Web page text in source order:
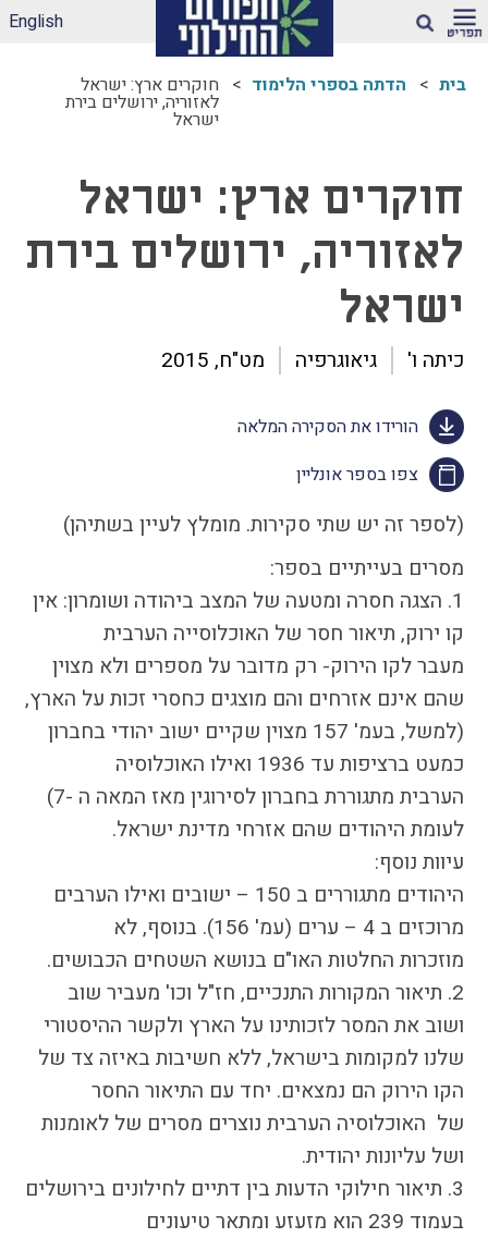
דיווחי הדתה: עדכונים
מהשטח
הדתה בספרי לימוד
עמותות דתיות בגנים
ובבתי-ספר הממלכתיים
תכנית הלימודים
יהודית-ישראלית –
תכנית מדיתה
הדתה בצה"ל
מהי הדתה? ומהי
חילוניות?
כיצד למנוע הדתה?
זיהיתי הדתה, מה
עושים?
המדריך להורה החילוני
המדריך למורה: תרבות
יהודית-ישראלית
כל הכתבות
הרשמה לעדכונים
מן התקשורת
הבחירות לרשויות
המקומיות
הכשרת הורים
לאקטיביזם בחינוך
התארגנויות הורים –
משמר הורים וקהילות
חינוך חילוניות יישוביות
עבודה עם מורים
English
בית הדתה בספרי הלימוד חוקרים ארץ: ישראל
לאזוריה, ירושלים בירת
ישראל
חוקרים ארץ: ישראל
לאזוריה, ירושלים בירת
ישראל
כיתה ו' גיאוגרפיה מט"ח, 2015
הורידו את הסקירה המלאה
צפו בספר אונליין
(לספר זה יש שתי סקירות. מומלץ לעיין בשתיהן)
מסרים בעייתיים בספר:
1. הצגה חסרה ומטעה של המצב ביהודה ושומרון: אין
קו ירוק, תיאור חסר של האוכלוסייה הערבית
מעבר לקו הירוק- רק מדובר על מספרים ולא מצוין
שהם אינם אזרחים והם מוצגים כחסרי זכות על הארץ,
(למשל, בעמ' 157 מצוין שקיים ישוב יהודי בחברון
כמעט ברציפות עד 1936 ואילו האוכלוסיה
הערבית מתגוררת בחברון לסירוגין מאז המאה ה -7)
לעומת היהודים שהם אזרחי מדינת ישראל.
עיוות נוסף:
היהודים מתגוררים ב 150 – ישובים ואילו הערבים
מרוכזים ב 4 – ערים (עמ' 156). בנוסף, לא
מוזכרות החלטות האו"ם בנושא השטחים הכבושים.
2. תיאור המקורות התנכיים, חז"ל וכו' מעביר שוב
ושוב את המסר לזכותינו על הארץ ולקשר ההיסטורי
שלנו למקומות בישראל, ללא חשיבות באיזה צד של
הקו הירוק הם נמצאים. יחד עם התיאור החסר
של האוכלוסיה הערבית נוצרים מסרים של לאומנות
ושל עליונות יהודית.
3. תיאור חילוקי הדעות בין דתיים לחילונים בירושלים
בעמוד 239 הוא מזעזע ומתאר טיעונים